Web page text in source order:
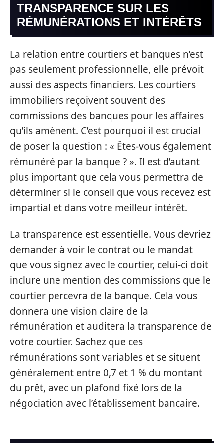
TRANSPARENCE SUR LES
RÉMUNÉRATIONS ET INTÉRÊTS
La relation entre courtiers et banques n’est
pas seulement professionnelle, elle prévoit
aussi des aspects financiers. Les courtiers
immobiliers reçoivent souvent des
commissions des banques pour les affaires
qu’ils amènent. C’est pourquoi il est crucial
de poser la question : « Êtes-vous également
rémunéré par la banque ? ». Il est d’autant
plus important que cela vous permettra de
déterminer si le conseil que vous recevez est
impartial et dans votre meilleur intérêt.
La transparence est essentielle. Vous devriez
demander à voir le contrat ou le mandat
que vous signez avec le courtier, celui-ci doit
inclure une mention des commissions que le
courtier percevra de la banque. Cela vous
donnera une vision claire de la
rémunération et auditera la transparence de
votre courtier. Sachez que ces
rémunérations sont variables et se situent
généralement entre 0,7 et 1 % du montant
du prêt, avec un plafond fixé lors de la
négociation avec l’établissement bancaire.